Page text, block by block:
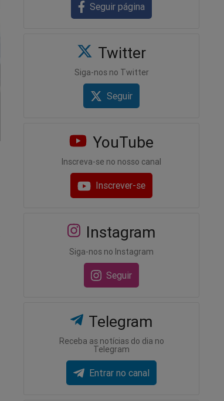
Seguir página
Twitter
Siga-nos no Twitter
Seguir
YouTube
Inscreva-se no nosso canal
Inscrever-se
Instagram
Siga-nos no Instagram
Seguir
Telegram
Receba as notícias do dia no
Telegram
Entrar no canal